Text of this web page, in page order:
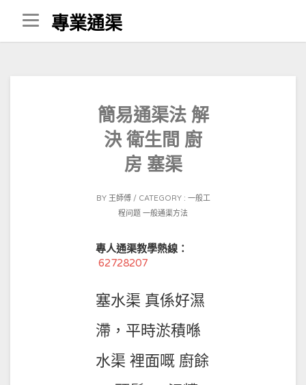
Skip
to
專業通渠
簡易通渠法 解
決 衛生間 廚
房 塞渠
BY 王師傅
POSTED
ON
02-
01
CATEGORY : 一般工
程问题 一般通渠方法
專人通渠教學熱線：
62728207
塞水渠 真係好濕
滯，平時淤積喺
水渠 裡面嘅 廚餘